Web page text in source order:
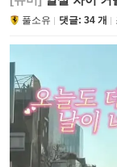
풀소유 댓글: 34 개